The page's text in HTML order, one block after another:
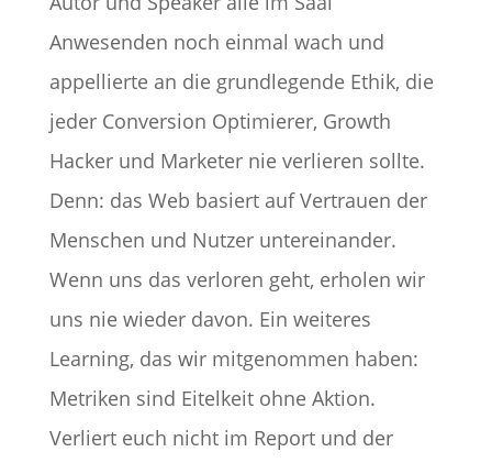
Anwesenden noch einmal wach und
appellierte an die grundlegende Ethik, die
jeder Conversion Optimierer, Growth
Hacker und Marketer nie verlieren sollte.
Denn: das Web basiert auf Vertrauen der
Menschen und Nutzer untereinander.
Wenn uns das verloren geht, erholen wir
uns nie wieder davon. Ein weiteres
Learning, das wir mitgenommen haben:
Metriken sind Eitelkeit ohne Aktion.
Verliert euch nicht im Report und der